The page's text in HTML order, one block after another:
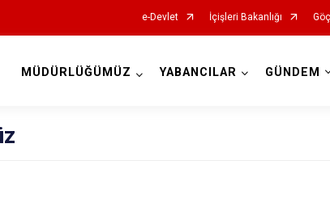
e-Devlet İçişleri Bakanlığı
MÜDÜRLÜĞÜMÜZ YABANCILAR GÜNDEM